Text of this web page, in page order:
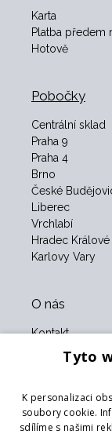
Karta
Platba předem
Hotově
Pobočky
Centrální sklad
Praha 9
Praha 4
Brno
České
Liberec
Vrchlabí
Hradec Králové
Karlovy Vary
O nás
Kontakt
Obchodní
Naši partneři
Tyto
K personalizaci
soubory cookie.
sdílíme s našimi